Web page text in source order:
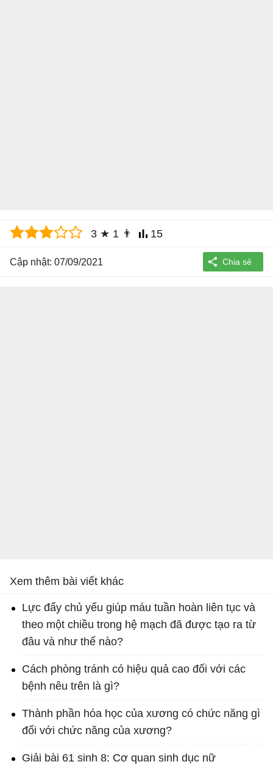
3 ★ 1 👨 15
Cập nhật: 07/09/2021
Xem thêm bài viết khác
Lực đẩy chủ yếu giúp máu tuần hoàn liên tục và
theo một chiều trong hệ mạch đã được tạo ra từ
đâu và như thế nào?
Cách phòng tránh có hiệu quả cao đối với các
bệnh nêu trên là gì?
Thành phần hóa học của xương có chức năng gì
đối với chức năng của xương?
Giải bài 61 sinh 8: Cơ quan sinh dục nữ